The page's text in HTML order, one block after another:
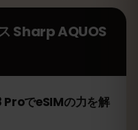
Sharp AQUOS
でeSIMの力を解